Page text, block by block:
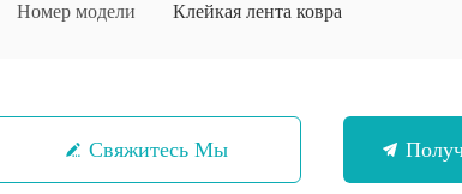
Номер модели Клейкая лента ковра
Свяжитесь Мы